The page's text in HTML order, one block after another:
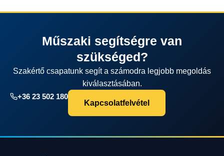
Műszaki segítségre van
szükséged?
Szakértő csapatunk segít a számodra legjobb megoldás
kiválasztásában.
+36 23 502 180
Kapcsolatfelvétel